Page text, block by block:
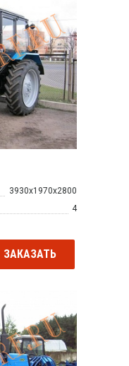
3930x1970x2800
4
ЗАКАЗАТЬ